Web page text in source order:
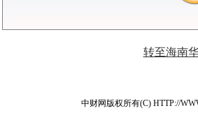
转至海南
中财网版权所有(C) HTTP://